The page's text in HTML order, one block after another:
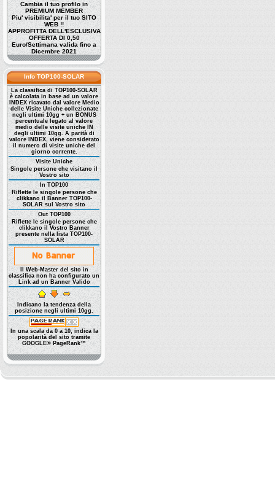
Cambia il tuo profilo in
PREMIUM MEMBER
Piu' visibilita' per il tuo SITO
WEB !!
APPROFITTA DELL'ESCLUSIVA
OFFERTA DI 0,50
Euro/Settimana valida fino a
Dicembre 2021
Info TOP100-SOLAR
La classifica di TOP100-SOLAR
è calcolata in base ad un valore
INDEX ricavato dal valore Medio
delle Visite Uniche collezionate
negli ultimi 10gg + un BONUS
percentuale legato al valore
medio delle visite uniche IN
degli ultimi 10gg. A parità di
valore INDEX, viene considerato
il numero di visite uniche del
giorno corrente.
Visite Uniche
Singole persone che visitano il
Vostro sito
In TOP100
Riflette le singole persone che
clikkano il Banner TOP100-
SOLAR sul Vostro sito
Out TOP100
Riflette le singole persone che
clikkano il Vostro Banner
presente nella lista TOP100-
SOLAR
Il Web-Master del sito in
classifica non ha configurato un
Link ad un Banner Valido
Indicano la tendenza della
posizione negli ultimi 10gg.
In una scala da 0 a 10, indica la
popolarità del sito tramite
GOOGLE® PageRank™